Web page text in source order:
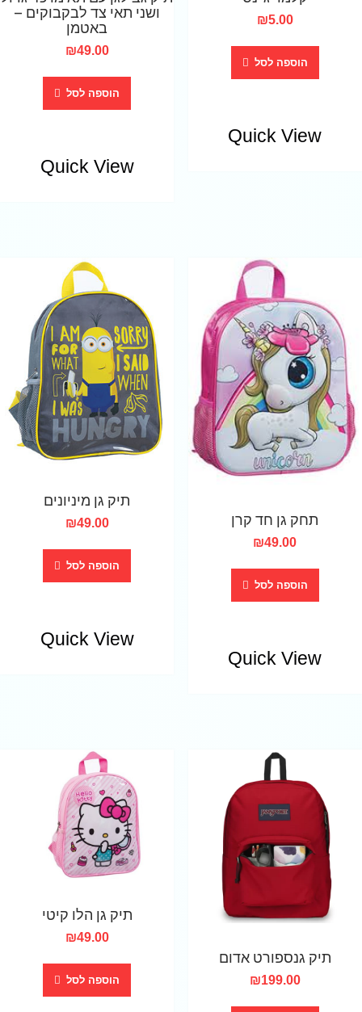
₪5.00
הוספה לסל
Quick View
ושני תאי צד לבקבוקים –
באטמן
₪49.00
הוספה לסל
Quick View
תחק גן חד קרן
₪49.00
הוספה לסל
Quick View
תיק גן מיניונים
₪49.00
הוספה לסל
Quick View
תיק גנספורט אדום
₪199.00
תיק גן הלו קיטי
₪49.00
הוספה לסל